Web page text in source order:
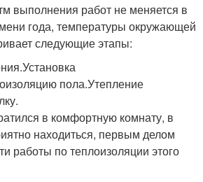
выполнения работ не меняется в
года, температуры окружающей
следующие этапы:
пола.Утепление
в комфортную комнату, в
находиться, первым делом
работы по теплоизоляции этого